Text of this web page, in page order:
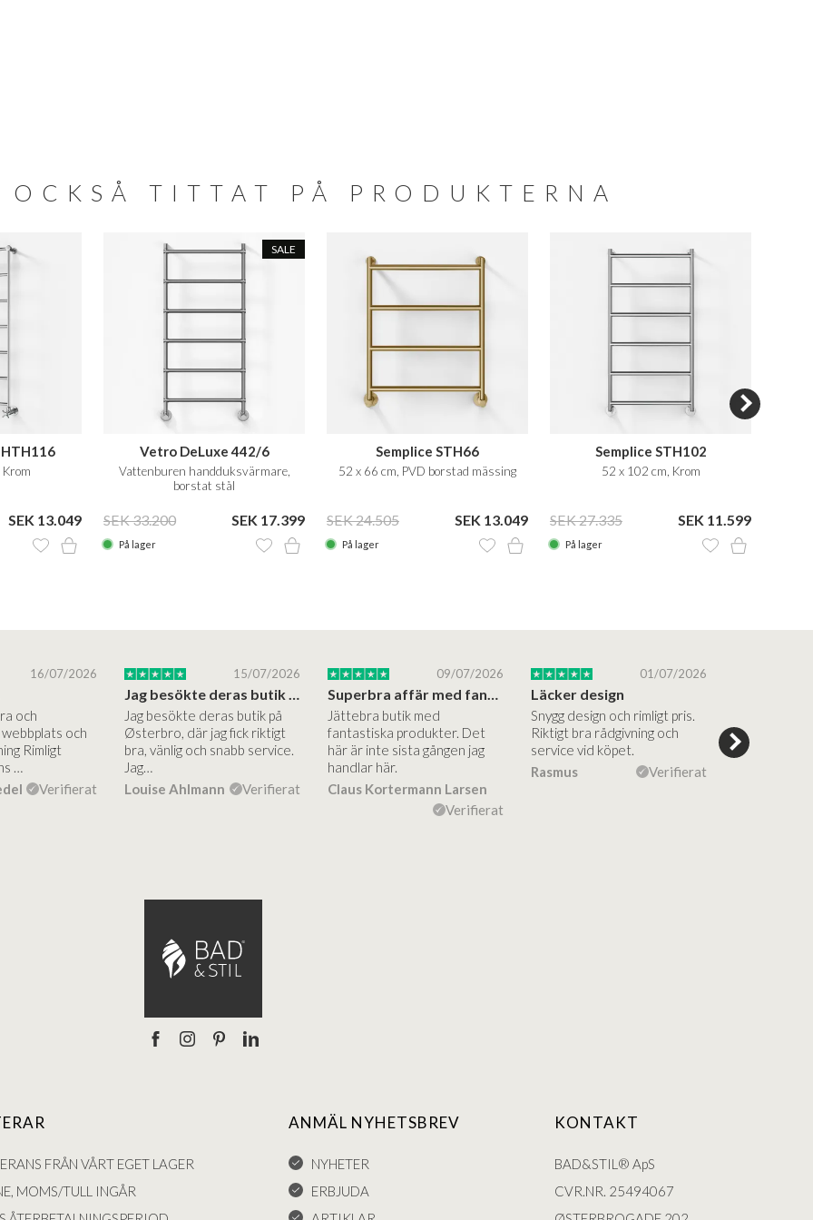
OCKSÅ TITTAT PÅ PRODUKTERNA
SEK 13.049
SALE
Vetro DeLuxe 442/6
Vattenburen handduksvärmare,
borstat stål
SEK 33.200 SEK 17.399
På lager
Semplice STH66
52 x 66 cm, PVD borstad mässing
SEK 24.505 SEK 13.049
På lager
Semplice STH102
52 x 102 cm, Krom
SEK 27.335 SEK 11.599
På lager
16/07/2026
och
och
Rimligt
…
Verifierat
15/07/2026
Jag besökte deras butik på Østerbro.
Jag besökte deras butik på
Østerbro, där jag fick riktigt
bra, vänlig och snabb service.
Jag…
Louise Ahlmann
Verifierat
09/07/2026
Superbra affär med fantastiska produkter
Jättebra butik med
fantastiska produkter. Det
här är inte sista gången jag
handlar här.
Claus Kortermann Larsen
Verifierat
01/07/2026
Läcker design
Snygg design och rimligt pris.
Riktigt bra rådgivning och
service vid köpet.
Rasmus
Verifierat
hjälpsamma
vägledning
FRÅN VÅRT EGET LAGER
MOMS/TULL INGÅR
ANMÄL NYHETSBREV
NYHETER
ERBJUDA
KONTAKT
BAD&STIL® ApS
CVR.NR. 25494067